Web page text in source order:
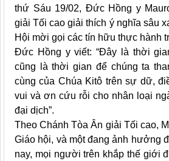
thứ Sáu 19/02, Đức Hồng y
giải Tối cao giải thích ý nghĩa sâu
Hội mời gọi các tín hữu thực hành
Đức Hồng y viết: “Đây là thời
cũng là thời gian để chúng ta
cùng của Chúa Kitô trên sự dữ,
vui và ơn cứu rỗi cho nhân loại
đại dịch”.
Theo Chánh Tòa Ân giải Tối cao,
Giáo hội, và một đang ảnh hưởng
nay, mọi người trên khắp thế giới